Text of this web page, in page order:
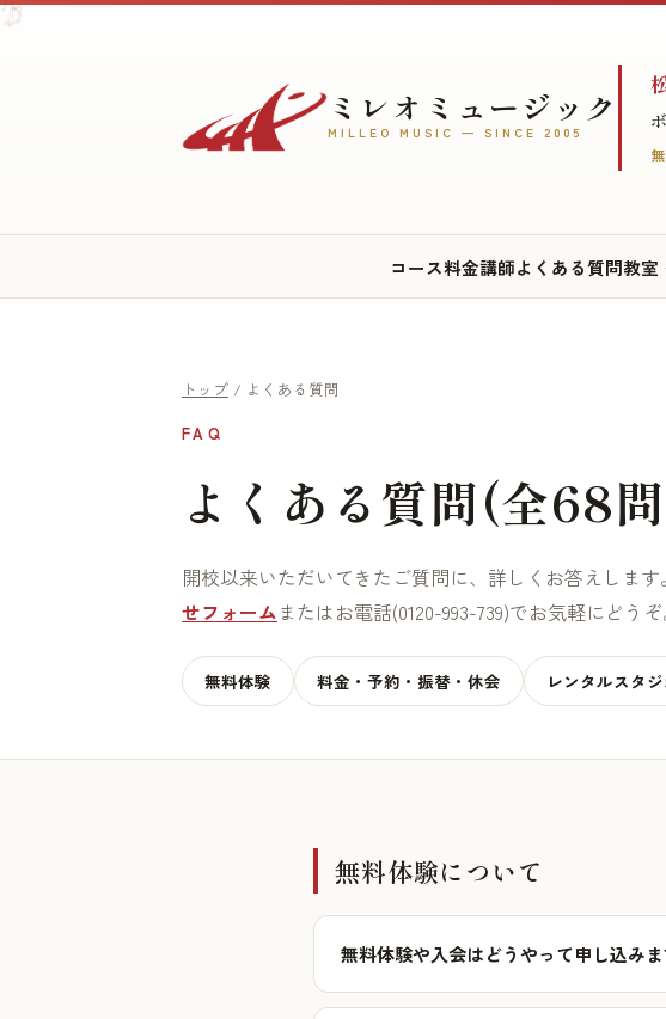
♪
♫
♩
ミレオミュージック
MILLEO MUSIC — SINCE 2005
コース料金講師よくある質問教室
トップ / よくある質問
FAQ
よくある質問(全68
開校以来いただいてきたご質問に、詳しくお答えしま
せフォームまたはお電話(0120-993-739)でお気軽にどうぞ
無料体験 料金・予約・振替・休会 レンタルスタジ
無料体験について
無料体験や入会はどうやって申し込み